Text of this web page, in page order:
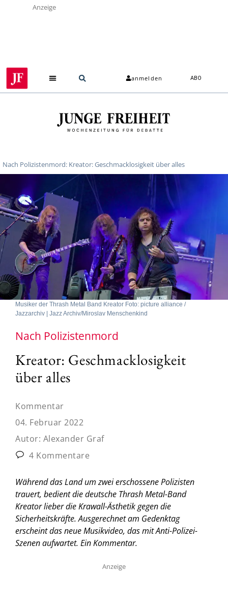
Anzeige
anmelden ABO
Nach Polizistenmord: Kreator: Geschmacklosigkeit über alles
Musiker der Thrash Metal Band Kreator Foto: picture alliance /
Jazzarchiv | Jazz Archiv/Miroslav Menschenkind
Nach Polizistenmord
Kreator: Geschmacklosigkeit
über alles
Kommentar
04. Februar 2022
Autor: Alexander Graf
4 Kommentare
Während das Land um zwei erschossene Polizisten
trauert, bedient die deutsche Thrash Metal-Band
Kreator lieber die Krawall-Ästhetik gegen die
Sicherheitskräfte. Ausgerechnet am Gedenktag
erscheint das neue Musikvideo, das mit Anti-Polizei-
Szenen aufwartet. Ein Kommentar.
Anzeige